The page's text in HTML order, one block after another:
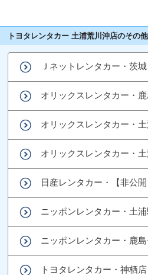
トヨタレンタカー 土浦荒川沖店のその
Ｊネットレンタカー・茨
オリックスレンタカー・
オリックスレンタカー・
オリックスレンタカー・
日産レンタカー・【非公
ニッポンレンタカー・土
ニッポンレンタカー・鹿
トヨタレンタカー・神栖店